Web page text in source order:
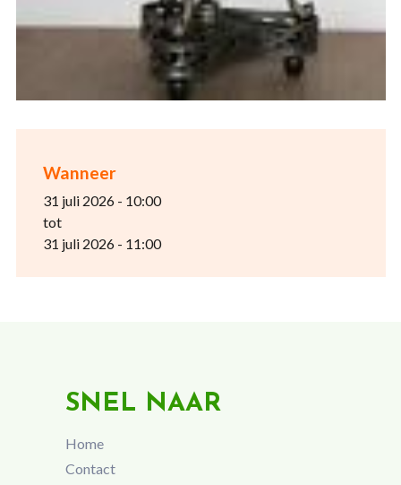
Wanneer
31 juli 2026 - 10:00
tot
31 juli 2026 - 11:00
SNEL NAAR
Home
Contact